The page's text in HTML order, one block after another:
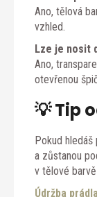
Ano, tělová
vzhled.
Lze je nosit
Ano,
otevřenou
💡 Tip
Pokud
a zůstanou
v tělové
Údržba prádla